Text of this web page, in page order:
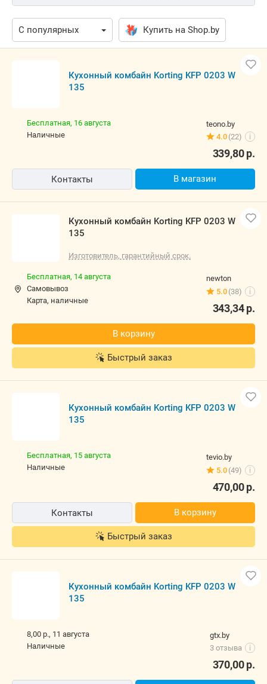
Купить на Shop.by
Кухонный комбайн Korting KFP 0203 W
135
teono.by
4.0 (22) i
Бесплатная, 16 августа
наличные
339,80р.
Контакты В магазин
Кухонный комбайн Korting KFP 0203 W
135
Изготовитель, гарантийный срок.
newton
5.0 (38) i
Бесплатная, 14 августа
Самовывоз
карта, наличные
343,34р.
В корзину
Быстрый заказ
Кухонный комбайн Korting KFP 0203 W
135
tevio.by
5.0 (49) i
Бесплатная, 15 августа
наличные
470,00р.
Контакты В корзину
Быстрый заказ
Кухонный комбайн Korting KFP 0203 W
135
gtx.by
3 отзыва
i
8,00 р., 11 августа
наличные
370,00р.